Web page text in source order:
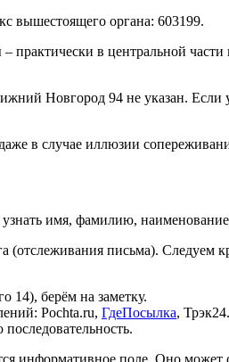
вышестоящего органа: 603199.
в центральной
Новгород 94 не указан. Если
в случае иллюзии
имя, фамилию,
письма). Следуем
14), берём на заметку.
Pochta.ru, ГдеПосылка, Трэк24.